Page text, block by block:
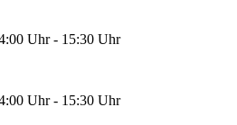
Uhr - 15:30 Uhr
Uhr - 15:30 Uhr